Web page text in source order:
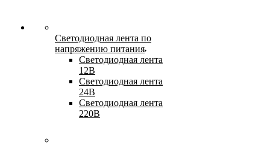
Светодиодная лента по
напряжению питания
Светодиодная лента
12В
Светодиодная лента
24В
Светодиодная лента
220В